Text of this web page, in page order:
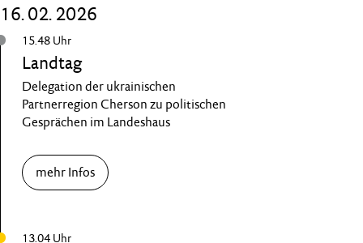
16. 02. 2026
15.48 Uhr
Landtag
Delegation der ukrainischen
Partnerregion Cherson zu politischen
Gesprächen im Landeshaus
mehr Infos
13.04 Uhr